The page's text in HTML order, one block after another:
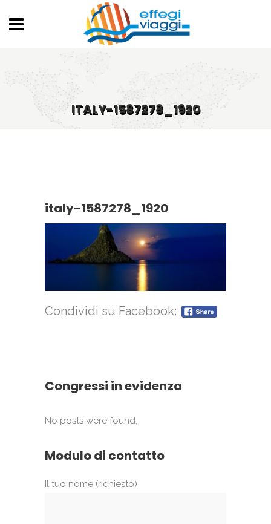
ITALY-1587278_1920
italy-1587278_1920
Condividi su Facebook:
Congressi in evidenza
No posts were found.
Modulo di contatto
Il tuo nome (richiesto)